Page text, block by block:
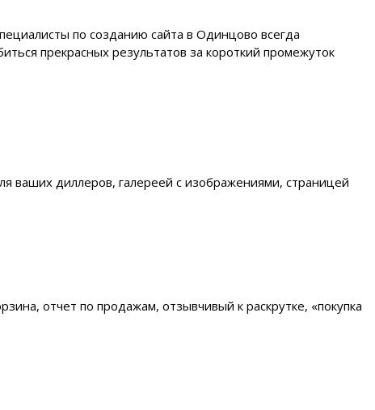
по созданию сайта в Одинцово всегда
прекрасных результатов за короткий промежуток
ваших диллеров, галереей с изображениями, страницей
отчет по продажам, отзывчивый к раскрутке, «покупка